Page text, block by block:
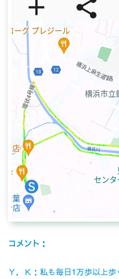
コメント：
Ｙ．Ｋ：私も毎日1万歩以上